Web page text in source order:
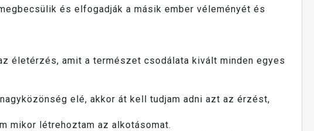
és elfogadják a másik ember véleményét és
életérzés, amit a természet csodálata kivált minden egyes
elé, akkor át kell tudjam adni azt az érzést,
mikor létrehoztam az alkotásomat.